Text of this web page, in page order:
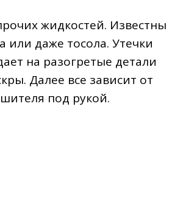
жидкостей. Известны
даже тосола. Утечки
на разогретые детали
Далее все зависит от
под рукой.